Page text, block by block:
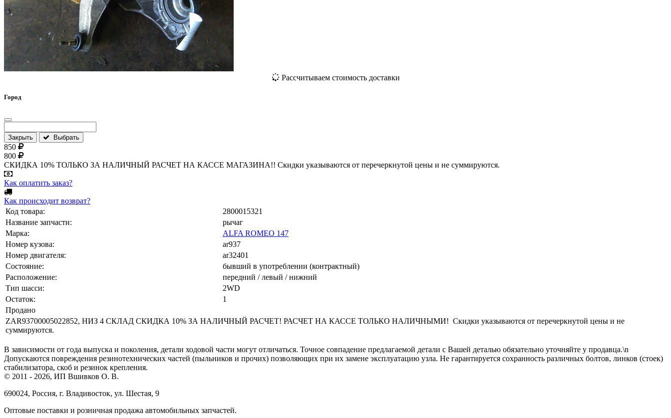
Рассчитываем стоимость доставки
Город
Закрыть Выбрать
850
800
СКИДКА 10% ТОЛЬКО ЗА НАЛИЧНЫЙ РАСЧЕТ НА КАССЕ МАГАЗИНА!! Скидки указываются от перечеркнутой цены и не суммируются.
Как оплатить заказ?
Как происходит возврат?
Код товара:
2800015321
Название запчасти:
рычаг
Марка:
ALFA ROMEO 147
Номер кузова:
ar937
Номер двигателя:
ar32401
Состояние:
бывший в употреблении (контрактный)
Расположение:
передний / левый / нижний
Тип шасси:
2WD
Остаток:
1
Продано
ZAR93700005022852, НИЗ 4 СКЛАД СКИДКА 10% ЗА НАЛИЧНЫЙ РАСЧЕТ! РАСЧЕТ НА КАССЕ ТОЛЬКО НАЛИЧНЫМИ! Скидки указываются от перечеркнутой цены и не
суммируются.
В зависимости от года выпуска и поколения, детали ходовой части могут отличаться. Точное совпадение предлагаемой детали с Вашей деталью обязательно уточняйте у продавца.\n
Допускаются повреждения резинотехнических частей (пыльников и прочих) позволяющих при их замене эксплуатацию узла. Не гарантируется сохранность различных болтов, линков (стоек)
стабилизатора, скоб и резинок крепления.
© 2011 - 2026, ИП Вшивков О. В.
690024, Россия, г. Владивосток, ул. Шестая, 9
Оптовые поставки и розничная продажа автомобильных запчастей.